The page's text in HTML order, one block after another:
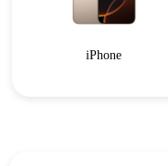
iPhone